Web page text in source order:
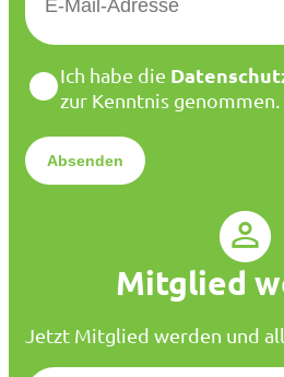
M
*
D
a
e
n
*
Ich habe die
zur Kenntnis genommen.
Mitglied
Jetzt Mitglied werden und